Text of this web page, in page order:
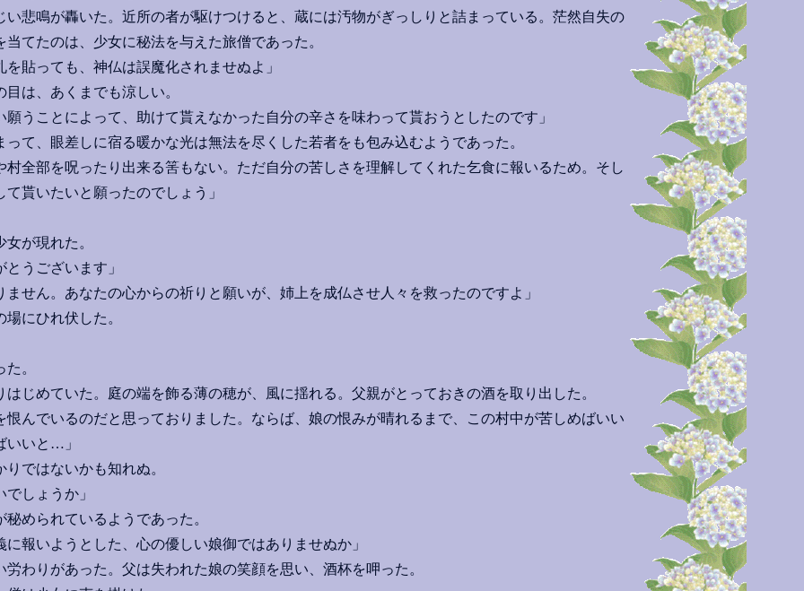
悲鳴が轟いた。近所の者が駆けつけると、蔵には汚物がぎっしりと詰まっている。茫然自失の
てたのは、少女に秘法を与えた旅僧であった。
を貼っても、神仏は誤魔化されませぬよ」
は、あくまでも涼しい。
願うことによって、助けて貰えなかった自分の辛さを味わって貰おうとしたのです」
て、眼差しに宿る暖かな光は無法を尽くした若者をも包み込むようであった。
村全部を呪ったり出来る筈もない。ただ自分の苦しさを理解してくれた乞食に報いるため。そし
貰いたいと願ったのでしょう」
が現れた。
うございます」
ません。あなたの心からの祈りと願いが、姉上を成仏させ人々を救ったのですよ」
にひれ伏した。
。
じめていた。庭の端を飾る薄の穂が、風に揺れる。父親がとっておきの酒を取り出した。
恨んでいるのだと思っておりました。ならば、娘の恨みが晴れるまで、この村中が苦しめばいい
いいと…」
ではないかも知れぬ。
しょうか」
められているようであった。
に報いようとした、心の優しい娘御ではありませぬか」
わりがあった。父は失われた娘の笑顔を思い、酒杯を呷った。